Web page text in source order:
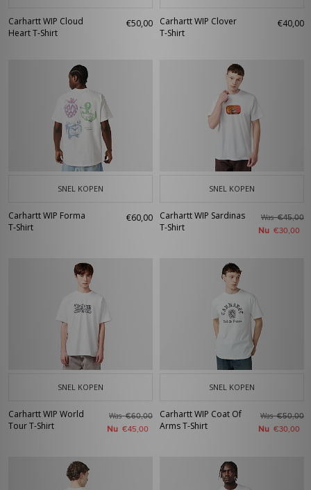
Carhartt WIP Cloud
Heart T-Shirt
€50,00
Carhartt WIP Clover
T-Shirt
€40,00
SNEL KOPEN
Carhartt WIP Forma
T-Shirt
€60,00
SNEL KOPEN
Carhartt WIP Sardinas
T-Shirt
Was€45,00
Nu €30,00
SNEL KOPEN
Carhartt WIP World
Tour T-Shirt
Was€60,00
Nu €45,00
SNEL KOPEN
Carhartt WIP Coat Of
Arms T-Shirt
Was€50,00
Nu €30,00